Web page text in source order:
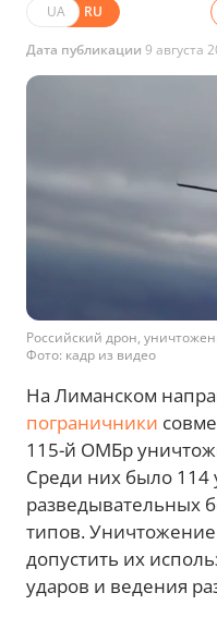
UA RU
Дата публикации 9 августа
Российский дрон,
Фото: кадр из видео
На Лиманском
пограничники
115-й ОМБр
Среди них было 114
разведывательных
типов.
допустить их
ударов и ведения